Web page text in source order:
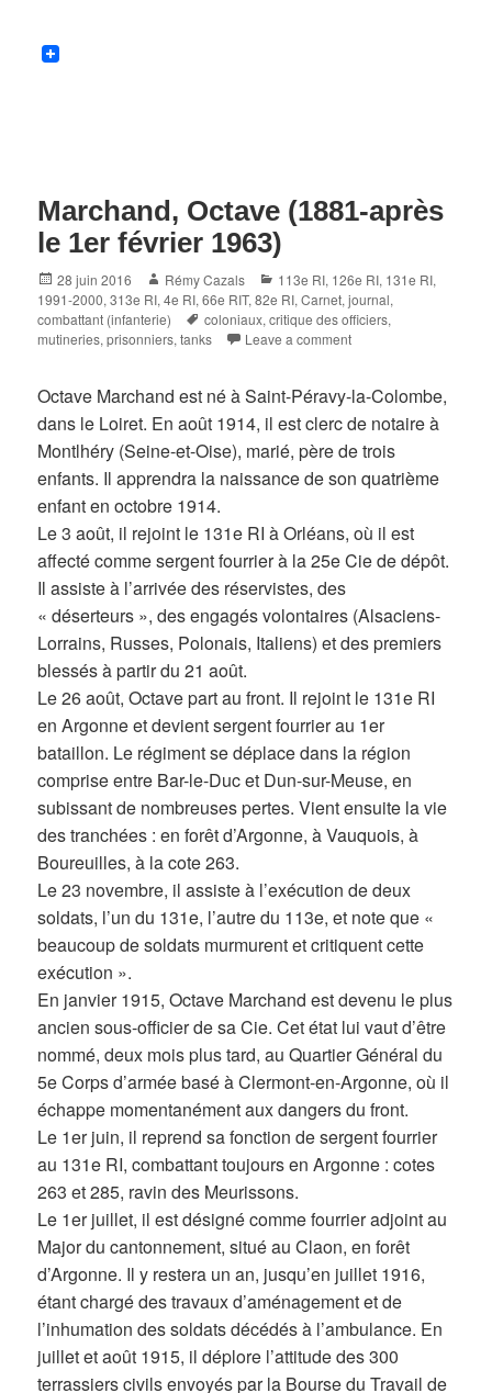
Marchand, Octave (1881-après
le 1er février 1963)
Posted
on
28 juin 2016 Author
Rémy Cazals Categories
113e RI, 126e RI, 131e RI,
1991-2000,313e RI,4e RI,66e RIT,82e RI,Carnet, journal,
combattant (infanterie)
Tags
coloniaux,critique des officiers,
mutineries,prisonniers,tanks Leave a comment
Octave Marchand est né à Saint-Péravy-la-Colombe,
dans le Loiret. En août 1914, il est clerc de notaire à
Montlhéry (Seine-et-Oise), marié, père de trois
enfants. Il apprendra la naissance de son quatrième
enfant en octobre 1914.
Le 3 août, il rejoint le 131e RI à Orléans, où il est
affecté comme sergent fourrier à la 25e Cie de dépôt.
Il assiste à l’arrivée des réservistes, des
« déserteurs », des engagés volontaires (Alsaciens-
Lorrains, Russes, Polonais, Italiens) et des premiers
blessés à partir du 21 août.
Le 26 août, Octave part au front. Il rejoint le 131e RI
en Argonne et devient sergent fourrier au 1er
bataillon. Le régiment se déplace dans la région
comprise entre Bar-le-Duc et Dun-sur-Meuse, en
subissant de nombreuses pertes. Vient ensuite la vie
des tranchées : en forêt d’Argonne, à Vauquois, à
Boureuilles, à la cote 263.
Le 23 novembre, il assiste à l’exécution de deux
soldats, l’un du 131e, l’autre du 113e, et note que «
beaucoup de soldats murmurent et critiquent cette
exécution ».
En janvier 1915, Octave Marchand est devenu le plus
ancien sous-officier de sa Cie. Cet état lui vaut d’être
nommé, deux mois plus tard, au Quartier Général du
5e Corps d’armée basé à Clermont-en-Argonne, où il
échappe momentanément aux dangers du front.
Le 1er juin, il reprend sa fonction de sergent fourrier
au 131e RI, combattant toujours en Argonne : cotes
263 et 285, ravin des Meurissons.
Le 1er juillet, il est désigné comme fourrier adjoint au
Major du cantonnement, situé au Claon, en forêt
d’Argonne. Il y restera un an, jusqu’en juillet 1916,
étant chargé des travaux d’aménagement et de
l’inhumation des soldats décédés à l’ambulance. En
juillet et août 1915, il déplore l’attitude des 300
terrassiers civils envoyés par la Bourse du Travail de